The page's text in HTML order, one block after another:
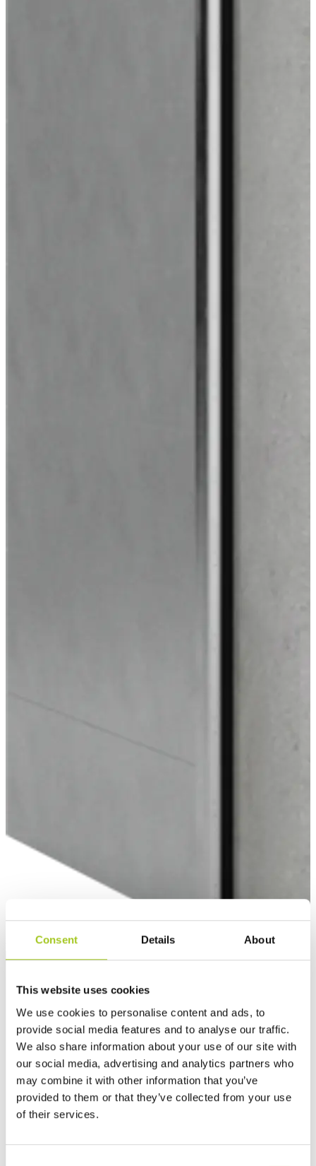
Consent Details About
This website uses cookies
We use cookies to personalise content and ads, to
provide social media features and to analyse our traffic.
We also share information about your use of our site with
our social media, advertising and analytics partners who
may combine it with other information that you’ve
provided to them or that they’ve collected from your use
of their services.